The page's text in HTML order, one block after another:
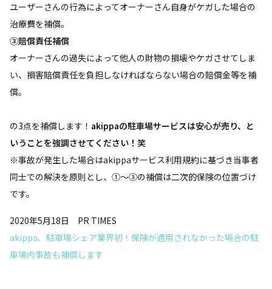
ユーザーさんの行為によってオーナーさん自身がケガした場合の
治療費を補償。
③賠償責任補償
オーナーさんの過失によって他人の財物の損壊やケガさせてしま
い、損害賠償責任を負担しなければならない場合の賠償金等を補
償。
の3点を補償します！ akippaの駐車場サービスは安心が売り、と
いうことを強調させてください！笑
※事故が発生した場合はakippaサービス利用規約に基づき当事者
同士での解決を原則とし、①～③の補償は二次的保険の位置づけ
です。
2020年5月18日 PR TIMES
akippa、駐車場シェア業界初！保険が適用されなかった場合の駐
車場内事故も補償します